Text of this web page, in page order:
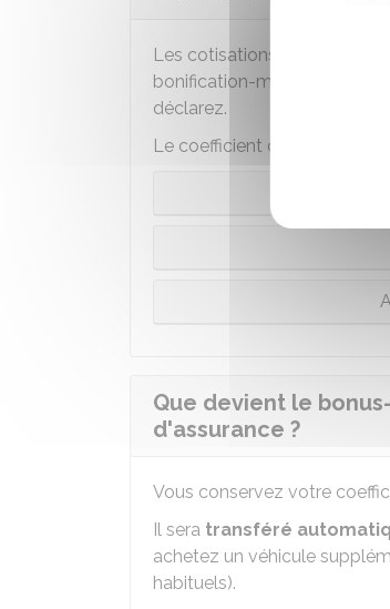
Les cotisations d'assurance
bonification-majoration (ou
déclarez.
Le coefficient de départ est
Que devient le
d'assurance ?
Vous conservez votre
Il sera transféré
achetez un véhicule
habituels).